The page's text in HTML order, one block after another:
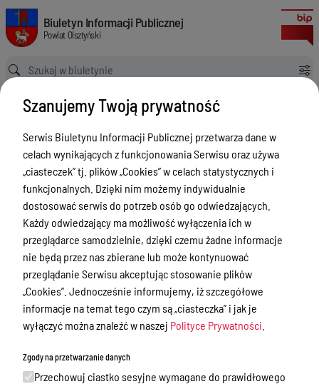
Zgłoszenia budowy 2024
Biuletyn Informacji Publicznej Powiat Olsztyński
Biuletyn Informacji Publicznej
Powiat Olsztyński
Ścieżka powrotu
Strona główna Rejestry budowlane Zgłoszenia budowy 2024
Rejestry budowlane
Menu Przedmiotowe
Kontakt i telefony w urzędzie
Ogłoszenia
Powiat Olsztyński
Rada Powiatu
Starostwo Powiatowe
Zbycie, użytkowanie wieczyste, najem,
dzierżawa, użyczenie
Sprawy załatwiane internetowo
Szanujemy Twoją prywatność
Serwis Biuletynu Informacji Publicznej przetwarza dane w
celach wynikających z funkcjonowania Serwisu oraz używa
„ciasteczek” tj. plików „Cookies” w celach statystycznych i
funkcjonalnych. Dzięki nim możemy indywidualnie
dostosować serwis do potrzeb osób go odwiedzających.
Każdy odwiedzający ma możliwość wyłączenia ich w
przeglądarce samodzielnie, dzięki czemu żadne informacje
nie będą przez nas zbierane lub może kontynuować
przeglądanie Serwisu akceptując stosowanie plików
„Cookies”. Jednocześnie informujemy, iż szczegółowe
informacje na temat tego czym są „ciasteczka” i jak je
wyłączyć można znaleźć w naszej Polityce Prywatności
Zgody na przetwarzanie danych
Przechowuj ciastko sesyjne wymagane do prawidłowego